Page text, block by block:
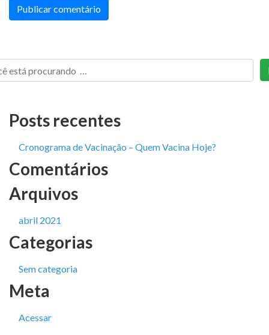
Posts recentes
Cronograma de Vacinação – Quem Vacina Hoje?
Comentários
Arquivos
abril 2021
Categorias
Sem categoria
Meta
Acessar